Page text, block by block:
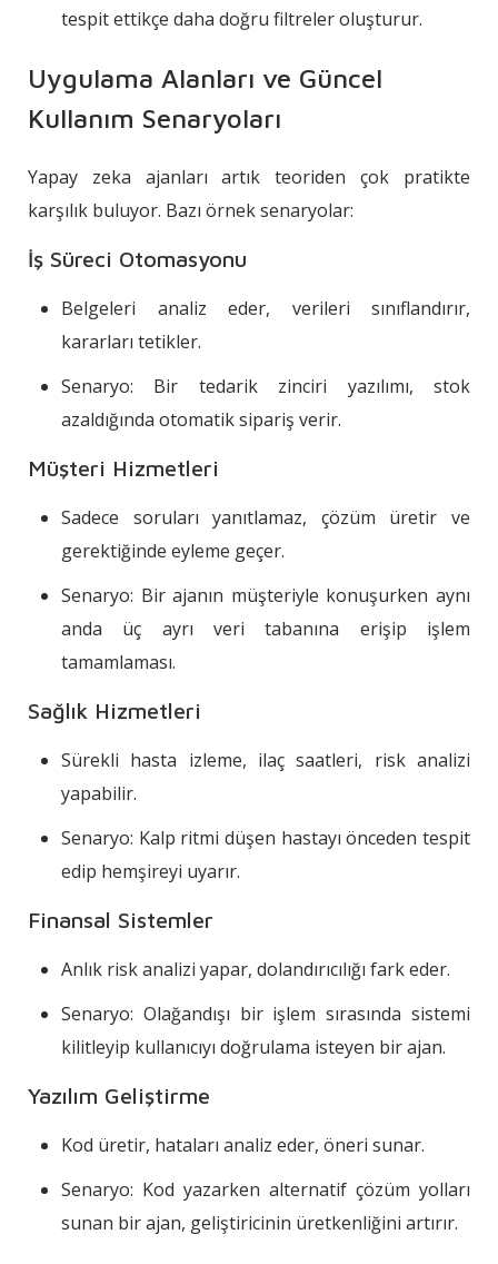
tespit ettikçe daha doğru filtreler oluşturur.
Uygulama Alanları ve Güncel
Kullanım Senaryoları
Yapay zeka ajanları artık teoriden çok pratikte
karşılık buluyor. Bazı örnek senaryolar:
İş Süreci Otomasyonu
Belgeleri analiz eder, verileri sınıflandırır,
kararları tetikler.
Senaryo: Bir tedarik zinciri yazılımı, stok
azaldığında otomatik sipariş verir.
Müşteri Hizmetleri
Sadece soruları yanıtlamaz, çözüm üretir ve
gerektiğinde eyleme geçer.
Senaryo: Bir ajanın müşteriyle konuşurken aynı
anda üç ayrı veri tabanına erişip işlem
tamamlaması.
Sağlık Hizmetleri
Sürekli hasta izleme, ilaç saatleri, risk analizi
yapabilir.
Senaryo: Kalp ritmi düşen hastayı önceden tespit
edip hemşireyi uyarır.
Finansal Sistemler
Anlık risk analizi yapar, dolandırıcılığı fark eder.
Senaryo: Olağandışı bir işlem sırasında sistemi
kilitleyip kullanıcıyı doğrulama isteyen bir ajan.
Yazılım Geliştirme
Kod üretir, hataları analiz eder, öneri sunar.
Senaryo: Kod yazarken alternatif çözüm yolları
sunan bir ajan, geliştiricinin üretkenliğini artırır.